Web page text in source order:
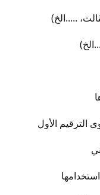
.....الخ)
الترقيم الأول